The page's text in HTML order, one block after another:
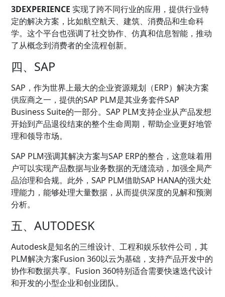
3DEXPERIENCE 实现了跨不同行业的应用，提供行业特
定的解决方案，比如航空航天、建筑、消费品和生命科
学。这个平台也强调了社交协作、仿真和信息智能，推动
了从概念到消费者的全流程创新。
四、SAP
SAP，作为世界上最大的企业资源规划（ERP）解决方案
供应商之一，提供的SAP PLM是其业务套件SAP
Business Suite的一部分。SAP PLM支持企业从产品发想
开始到产品退役结束的整个生命周期，帮助企业更好地管
理和领导市场。
SAP PLM强调其解决方案与SAP ERP的整合，这意味着用
户可以实现产品数据与业务数据的无缝流动，加强全局产
品治理和合规。此外，SAP PLM借助SAP HANA的强大处
理能力，能够处理大量数据，从而提供深度的见解和预测
分析。
五、AUTODESK
Autodesk是知名的三维设计、工程和娱乐软件公司，其
PLM解决方案Fusion 360以云为基础，支持产品开发中的
协作和数据共享。Fusion 360特别适合需要快速迭代设计
和开发的小型企业和创业团队。